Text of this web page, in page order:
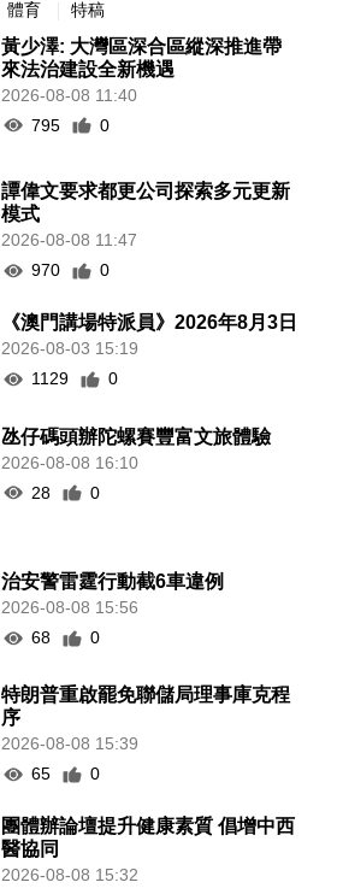
體育 特稿
黃少澤: 大灣區深合區縱深推進帶
來法治建設全新機遇
2026-08-08 11:40
795
0
譚偉文要求都更公司探索多元更新
模式
2026-08-08 11:47
970
0
《澳門講場特派員》2026年8月3日
2026-08-03 15:19
1129
0
氹仔碼頭辦陀螺賽豐富文旅體驗
2026-08-08 16:10
28
0
治安警雷霆行動截6車違例
2026-08-08 15:56
68
0
特朗普重啟罷免聯儲局理事庫克程
序
2026-08-08 15:39
65
0
團體辦論壇提升健康素質 倡增中西
醫協同
2026-08-08 15:32